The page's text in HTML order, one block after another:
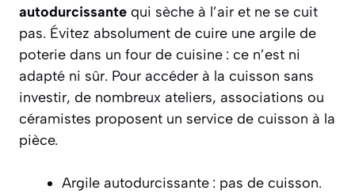
autodurcissante qui sèche à l’air et ne se cuit
pas. Évitez absolument de cuire une argile de
poterie dans un four de cuisine : ce n’est ni
adapté ni sûr. Pour accéder à la cuisson sans
investir, de nombreux ateliers, associations ou
céramistes proposent un service de cuisson à la
pièce.
Argile autodurcissante : pas de cuisson.